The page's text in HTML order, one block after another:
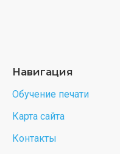
Навигация
Обучение печати
Карта сайта
Контакты